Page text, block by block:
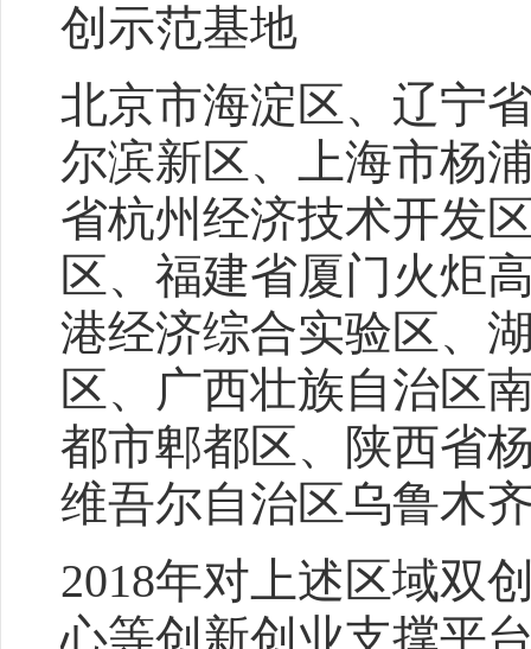
创示范基地
北京市海淀区、辽宁
尔滨新区、上海市杨
省杭州经济技术开发
区、福建省厦门火炬
港经济综合实验区、
区、广西壮族自治区
都市郫都区、陕西省
维吾尔自治区乌鲁木
2018年对上述区域双
心等创新创业支撑平